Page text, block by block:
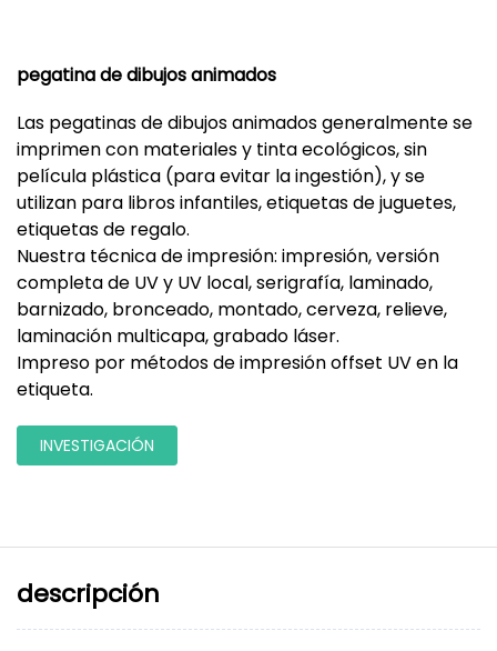
pegatina de dibujos animados
Las pegatinas de dibujos animados generalmente se
imprimen con materiales y tinta ecológicos, sin
película plástica (para evitar la ingestión), y se
utilizan para libros infantiles, etiquetas de juguetes,
etiquetas de regalo.
Nuestra técnica de impresión: impresión, versión
completa de UV y UV local, serigrafía, laminado,
barnizado, bronceado, montado, cerveza, relieve,
laminación multicapa, grabado láser.
Impreso por métodos de impresión offset UV en la
etiqueta.
INVESTIGACIÓN
descripción